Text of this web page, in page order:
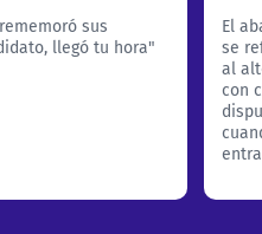
sus
llegó tu hora"
El
se
al
con